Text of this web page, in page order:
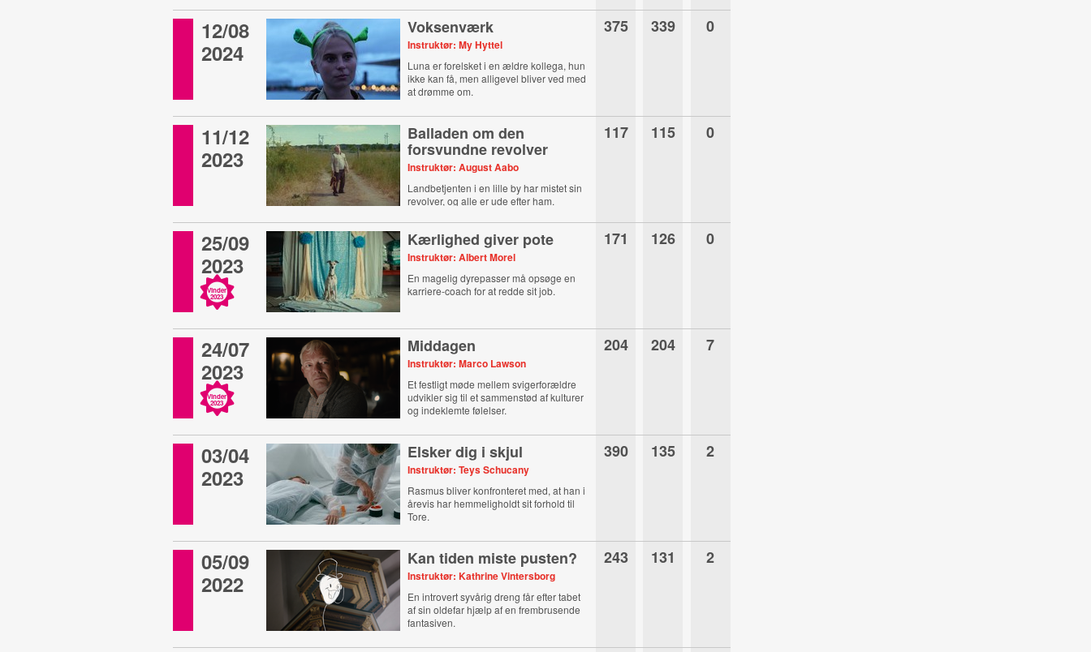
12/08
2024
Voksenværk
Instruktør: My Hyttel
Luna er forelsket i en ældre kollega, hun
ikke kan få, men alligevel bliver ved med
at drømme om.
375 339 0
11/12
2023
Balladen om den
forsvundne revolver
Instruktør: August Aabo
Landbetjenten i en lille by har mistet sin
revolver, og alle er ude efter ham.
117 115 0
25/09
2023
Vinder
2023
Kærlighed giver pote
Instruktør: Albert Morel
En magelig dyrepasser må opsøge en
karriere-coach for at redde sit job.
171 126 0
24/07
2023
Vinder
2023
Middagen
Instruktør: Marco Lawson
Et festligt møde mellem svigerforældre
udvikler sig til et sammenstød af kulturer
og indeklemte følelser.
204 204 7
03/04
2023
Elsker dig i skjul
Instruktør: Teys Schucany
Rasmus bliver konfronteret med, at han i
årevis har hemmeligholdt sit forhold til
Tore.
390 135 2
05/09
2022
Kan tiden miste pusten?
Instruktør: Kathrine Vintersborg
En introvert syvårig dreng får efter tabet
af sin oldefar hjælp af en frembrusende
fantasiven.
243 131 2